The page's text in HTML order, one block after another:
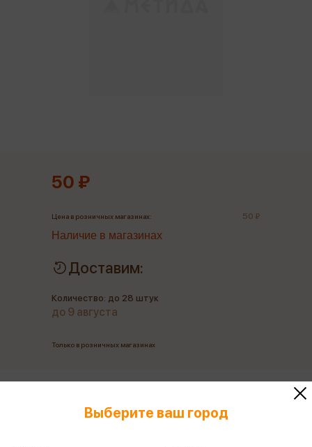
50 ₽
Цена в розничных магазинах: 50 ₽
Наличие в магазинах
Доставим:
Количество: до 28 штук
до 9 августа
Только в розничных магазинах
Выберите ваш город